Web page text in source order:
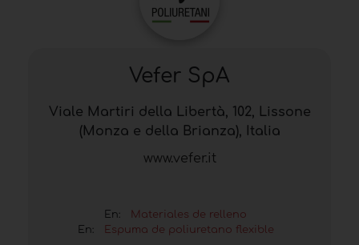
Vefer SpA
Viale Martiri della Libertà, 102, Lissone
(Monza e della Brianza), Italia
www.vefer.it
En:
Materiales de relleno
En:
Espuma de poliuretano flexible